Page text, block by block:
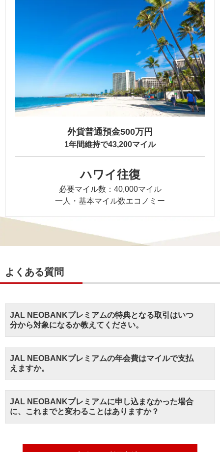
外貨普通預金500万円
1年間維持で43,200マイル
ハワイ往復
必要マイル数：40,000マイル
一人・基本マイル数エコノミー
よくある質問
JAL NEOBANKプレミアムの特典となる取引はいつ
分から対象になるか教えてください。
JAL NEOBANKプレミアムの年会費はマイルで支払
えますか。
JAL NEOBANKプレミアムに申し込まなかった場合
に、これまでと変わることはありますか？